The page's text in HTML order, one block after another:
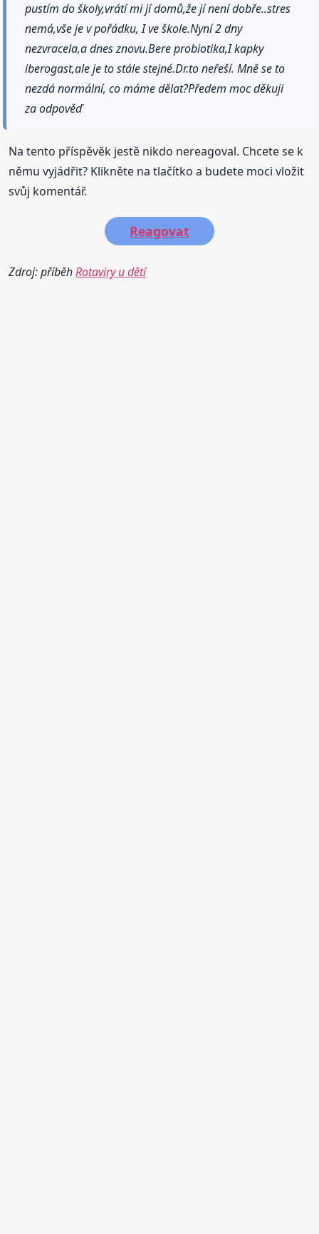
pustím do školy,vrátí mi jí domů,že jí není dobře..stres
nemá,vše je v pořádku, I ve škole.Nyní 2 dny
nezvracela,a dnes znovu.Bere probiotika,I kapky
iberogast,ale je to stále stejné.Dr.to neřeší. Mně se to
nezdá normální, co máme dělat?Předem moc děkuji
za odpověď
Na tento příspěvěk jestě nikdo nereagoval. Chcete se k
němu vyjádřit? Klikněte na tlačítko a budete moci vložit
svůj komentář.
Reagovat
Zdroj: příběhRotaviry u dětí